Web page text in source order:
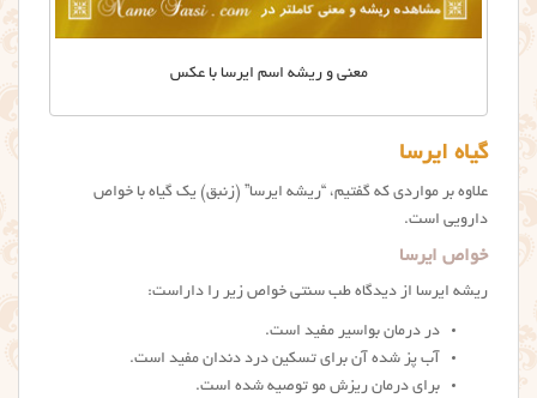
معني و ريشه اسم ايرسا با عکس
گیاه ایرسا
علاوه بر مواردی که گفتیم، “ریشه ایرسا” (زنبق) یک گیاه با خواص
دارویی است.
خواص ایرسا
ریشه ایرسا از دیدگاه طب سنتی خواص زیر را داراست:
در درمان بواسیر مفید است.
آب پز شده آن برای تسکین درد دندان مفید است.
برای درمان ریزش مو توصیه شده است.